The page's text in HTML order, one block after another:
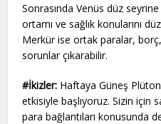
Sonrasında Venüs düz
ortamı ve sağlık konularını
Merkür ise ortak paralar,
sorunlar çıkarabilir.
#İkizler: Haftaya Güneş Plüton
etkisiyle başlıyoruz. Sizin için
para bağlantıları konusunda